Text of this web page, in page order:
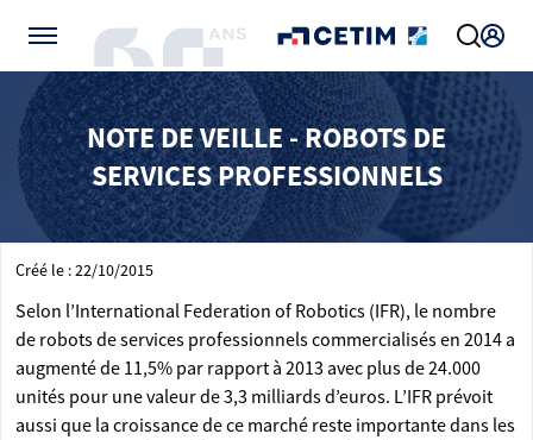
NOTE DE VEILLE - ROBOTS DE
SERVICES PROFESSIONNELS
Créé le : 22/10/2015
Selon l’International Federation of Robotics (IFR), le nombre
de robots de services professionnels commercialisés en 2014 a
augmenté de 11,5% par rapport à 2013 avec plus de 24.000
unités pour une valeur de 3,3 milliards d’euros. L’IFR prévoit
aussi que la croissance de ce marché reste importante dans les